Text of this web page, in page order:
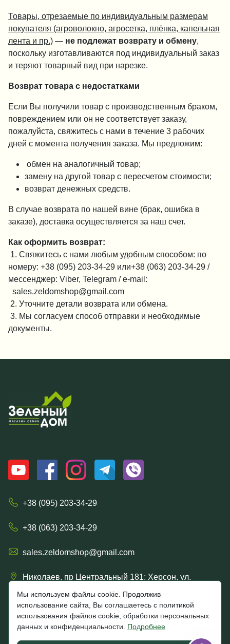
Товары, отрезаемые по индивидуальным размерам
покупателя (агроволокно, агросетка, плёнка, капельная
лента и пр.) — не подлежат возврату и обмену
поскольку изготавливаются под индивидуальный заказ
и теряют товарный вид при нарезке.
Возврат товара с недостатками
Если Вы получили товар с производственным браком,
повреждением или он не соответствует заказу,
пожалуйста, свяжитесь с нами в течение 3 рабочих
дней с момента получения заказа. Мы предложим:
обмен на аналогичный товар;
замену на другой товар с пересчетом стоимости;
возврат денежных средств.
В случае возврата по нашей вине (брак, ошибка в
заказе), доставка осуществляется за наш счет.
Как оформить возврат:
1. Свяжитесь с нами любым удобным способом: по
номеру: +38 (095) 203-34-29 или+38 (063) 203-34-29 /
мессенджер: Viber, Telegram / e-mail:
sales.zeldomshop@gmail.com
2. Уточните детали возврата или обмена.
3. Мы согласуем способ отправки и необходимые
документы.
+38 (095) 203-34-29
+38 (063) 203-34-29
sales.zeldomshop@gmail.com
Николаев, пр Центральный 181; Херсон, ул.
4.7★★★★★
★★★★★
Мы используем файлы cookie. Продолжив
использование сайта, Вы соглашаетесь с политикой
использования файлов cookie, обработки персональных
данных и конфиденциальности.
Подробнее